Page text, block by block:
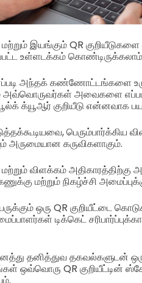
இயங்கும் QR குறியீடுகளை
உள்ளடக்கம்
அந்தக் கண்ணோட்டங்களை
அவ்வொருவர்கள் அவைகளை
க்யூஆர் குறியீடு என்னவாக
அருமையான கருவிகளாகும்.
விளக்கம் அதிகாரத்திற்கு
மற்றும் நிகழ்ச்சி
ஒரு QR குறியீட்டை
டிக்கெட்
தனித்துவ தகவல்களுடன்
ஒவ்வொரு QR குறியீட்டின்